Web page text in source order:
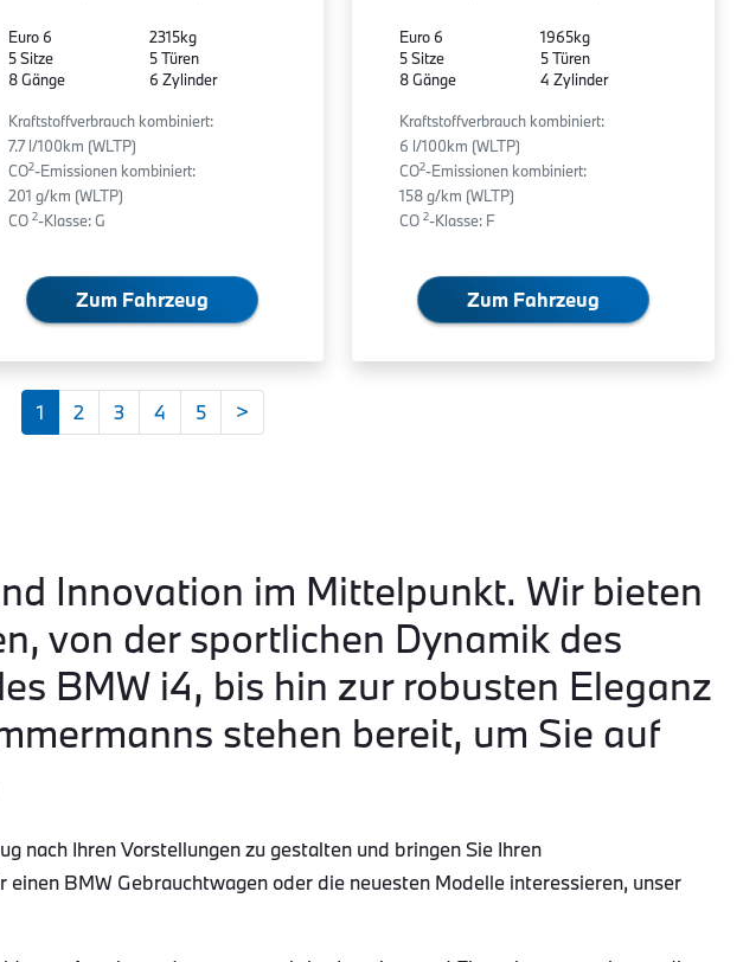
Euro 6
5 Sitze
8 Gänge
2315kg
5 Türen
6 Zylinder
Kraftstoffverbrauch kombiniert:
7.7 l/100km (WLTP)
CO2-Emissionen kombiniert:
201 g/km (WLTP)
CO 2-Klasse: G
Zum Fahrzeug
Euro 6
5 Sitze
8 Gänge
1965kg
5 Türen
4 Zylinder
Kraftstoffverbrauch kombiniert:
6 l/100km (WLTP)
CO2-Emissionen kombiniert:
158 g/km (WLTP)
CO 2-Klasse: F
Zum Fahrzeug
1 2 3 4 5 >
Innovation im Mittelpunkt. Wir bieten
von der sportlichen Dynamik des
BMW i4, bis hin zur robusten Eleganz
stehen bereit, um Sie auf
nach Ihren Vorstellungen zu gestalten und bringen Sie Ihren
BMW Gebrauchtwagen oder die neuesten Modelle interessieren, unser